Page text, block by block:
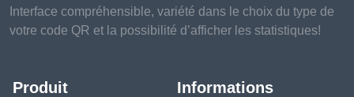
Interface compréhensible, variété dans le choix du type de
votre code QR et la possibilité d’afficher les statistiques!
Produit Informations